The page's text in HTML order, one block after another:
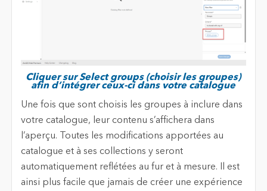
Cliquer sur Select groups (choisir les groupes)
afin d’intégrer ceux-ci dans votre catalogue
Une fois que sont choisis les groupes à inclure dans
votre catalogue, leur contenu s’affichera dans
l’aperçu. Toutes les modifications apportées au
catalogue et à ses collections y seront
automatiquement reflétées au fur et à mesure. Il est
ainsi plus facile que jamais de créer une expérience